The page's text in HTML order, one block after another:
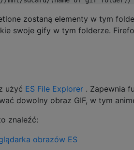
zostaną elementy w tym
swoje gify w tym folderze.
użyć ES File Explorer . Zapewnia
dowolny obraz GIF, w tym
znaleźć: